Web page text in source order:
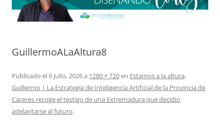
GuillermoALaAltura8
Publicado el6 julio, 2026a 1280 × 720en Estamos a la altura,
Guillermo | La Estrategia de Inteligencia Artificial de la Provincia de
Cáceres recoge el testigo de una Extremadura que decidió
adelantarse al futuro.